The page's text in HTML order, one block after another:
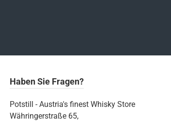
Haben Sie Fragen?
Potstill - Austria's finest Whisky Store
Währingerstraße 65,